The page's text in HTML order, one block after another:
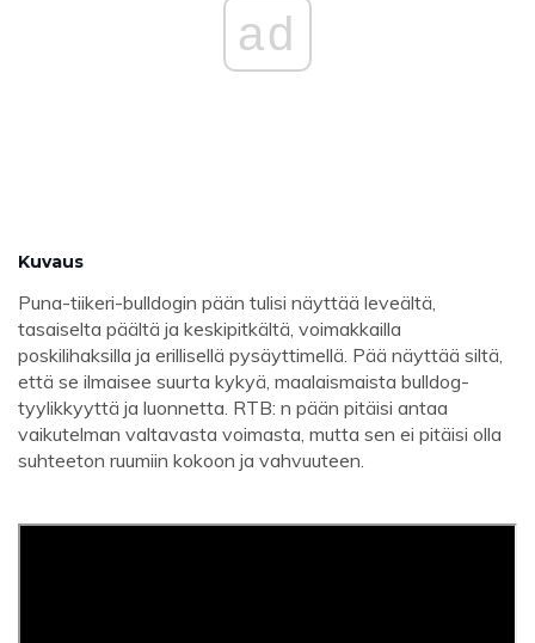
ad
Kuvaus
Puna-tiikeri-bulldogin pään tulisi näyttää leveältä,
tasaiselta päältä ja keskipitkältä, voimakkailla
poskilihaksilla ja erillisellä pysäyttimellä. Pää näyttää siltä, ​​
että se ilmaisee suurta kykyä, maalaismaista bulldog-
tyylikkyyttä ja luonnetta. RTB: n pään pitäisi antaa
vaikutelman valtavasta voimasta, mutta sen ei pitäisi olla
suhteeton ruumiin kokoon ja vahvuuteen.